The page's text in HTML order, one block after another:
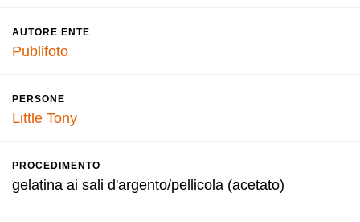
AUTORE ENTE
Publifoto
PERSONE
Little Tony
PROCEDIMENTO
gelatina ai sali d'argento/pellicola (acetato)